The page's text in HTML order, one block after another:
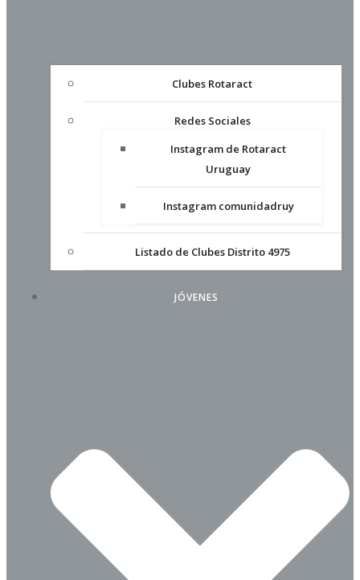
Clubes Rotaract
Redes Sociales
Instagram de Rotaract
Uruguay
Instagram comunidadruy
Listado de Clubes Distrito 4975
JÓVENES